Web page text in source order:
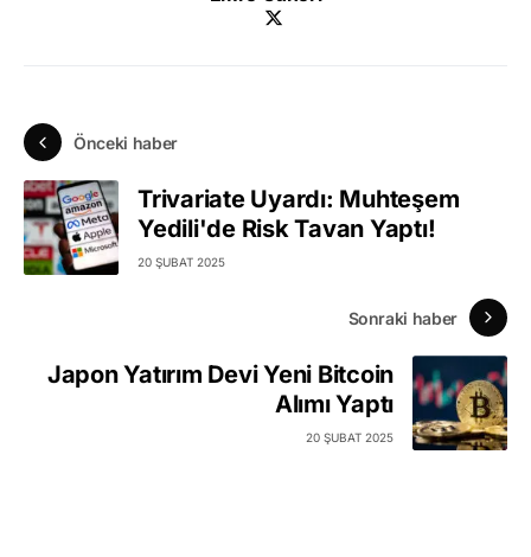
Önceki haber
Trivariate Uyardı: Muhteşem
Yedili'de Risk Tavan Yaptı!
20 ŞUBAT 2025
Sonraki haber
Japon Yatırım Devi Yeni Bitcoin
Alımı Yaptı
20 ŞUBAT 2025